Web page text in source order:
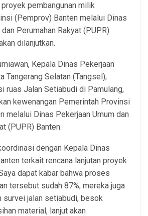
pembangunan milik
(Pemprov) Banten melalui Dinas
Perumahan Rakyat (PUPR)
dilanjutkan.
Kepala Dinas Pekerjaan
Tangerang Selatan (Tangsel),
ruas Jalan Setiabudi di Pamulang,
kewenangan Pemerintah Provinsi
melalui Dinas Pekerjaan Umum dan
(PUPR) Banten.
dengan Kepala Dinas
terkait rencana lanjutan proyek
dapat kabar bahwa proses
tersebut sudah 87%, mereka juga
survei jalan setiabudi, besok
material, lanjut akan